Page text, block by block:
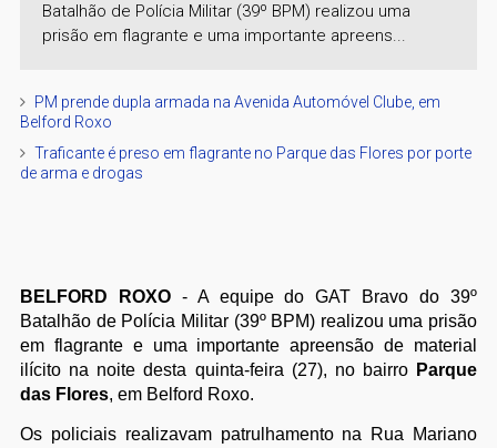
Batalhão de Polícia Militar (39º BPM) realizou uma
prisão em flagrante e uma importante apreens...
PM prende dupla armada na Avenida Automóvel Clube, em
Belford Roxo
Traficante é preso em flagrante no Parque das Flores por porte
de arma e drogas
BELFORD ROXO- A equipe do GAT Bravo do 39º
Batalhão de Polícia Militar (39º BPM) realizou uma prisão
em flagrante e uma importante apreensão de material
ilícito na noite desta quinta-feira (27), no bairro Parque
das Flores, em Belford Roxo.
Os policiais realizavam patrulhamento na Rua Mariano